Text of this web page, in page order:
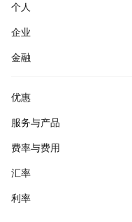
个人
企业
金融
优惠
服务与产品
费率与费用
汇率
利率